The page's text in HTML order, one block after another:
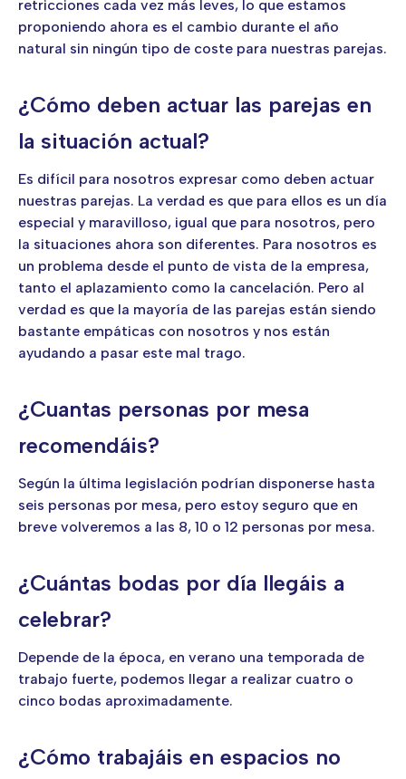
retricciones cada vez más leves, lo que estamos
proponiendo ahora es el cambio durante el año
natural sin ningún tipo de coste para nuestras parejas.
¿Cómo deben actuar las parejas en
la situación actual?
Es difícil para nosotros expresar como deben actuar
nuestras parejas. La verdad es que para ellos es un día
especial y maravilloso, igual que para nosotros, pero
la situaciones ahora son diferentes. Para nosotros es
un problema desde el punto de vista de la empresa,
tanto el aplazamiento como la cancelación. Pero al
verdad es que la mayoría de las parejas están siendo
bastante empáticas con nosotros y nos están
ayudando a pasar este mal trago.
¿Cuantas personas por mesa
recomendáis?
Según la última legislación podrían disponerse hasta
seis personas por mesa, pero estoy seguro que en
breve volveremos a las 8, 10 o 12 personas por mesa.
¿Cuántas bodas por día llegáis a
celebrar?
Depende de la época, en verano una temporada de
trabajo fuerte, podemos llegar a realizar cuatro o
cinco bodas aproximadamente.
¿Cómo trabajáis en espacios no